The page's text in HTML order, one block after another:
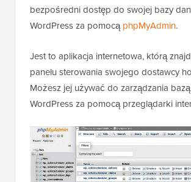
WordPress. W takim przypadku możesz
bezpośredni dostęp do swojej bazy
Jest to aplikacja internetowa, którą
panelu sterowania swojego dostawcy
Możesz jej używać do zarządzania